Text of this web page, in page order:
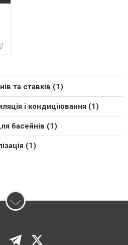
та ставків (1)
і кондиціювання (1)
басейнів (1)
(1)